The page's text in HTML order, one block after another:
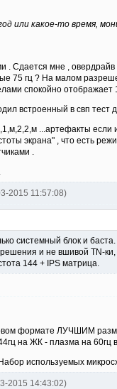
или какое-то время,
Сдается мне , овердрайв
75 гц ? На малом
спокойно
встроенный в свп
...артефакты если
экрана" , что есть
.
2015 11:57:08)
системный блок и баста.
и не вшивой TN-
144 + IPS матрица.
формате ЛУЧШИМ
на ЖК - плазма на 60гц
используемых
2015 14:43:02)